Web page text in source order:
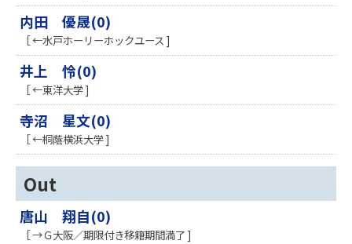
内田 優晟(0)
［ ←水戸ホーリーホックユース ]
井上 怜(0)
［ ←東洋大学 ]
寺沼 星文(0)
［ ←桐蔭横浜大学 ]
Out
唐山 翔自(0)
［ →Ｇ大阪／期限付き移籍期間満了 ]